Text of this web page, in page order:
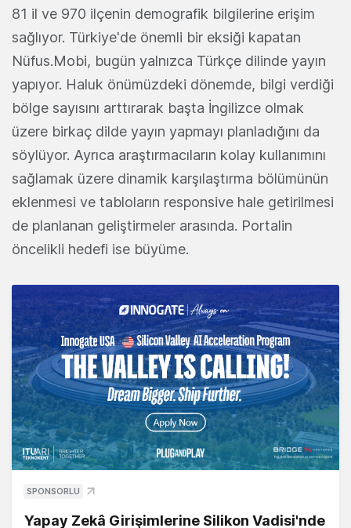
81 il ve 970 ilçenin demografik bilgilerine erişim
sağlıyor. Türkiye'de önemli bir eksiği kapatan
Nüfus.Mobi, bugün yalnızca Türkçe dilinde yayın
yapıyor. Haluk önümüzdeki dönemde, bilgi verdiği
bölge sayısını arttırarak başta İngilizce olmak
üzere birkaç dilde yayın yapmayı planladığını da
söylüyor. Ayrıca araştırmacıların kolay kullanımını
sağlamak üzere dinamik karşılaştırma bölümünün
eklenmesi ve tabloların responsive hale getirilmesi
de planlanan geliştirmeler arasında. Portalin
öncelikli hedefi ise büyüme.
SPONSORLU
Yapay Zekâ Girişimlerine Silikon Vadisi'nde